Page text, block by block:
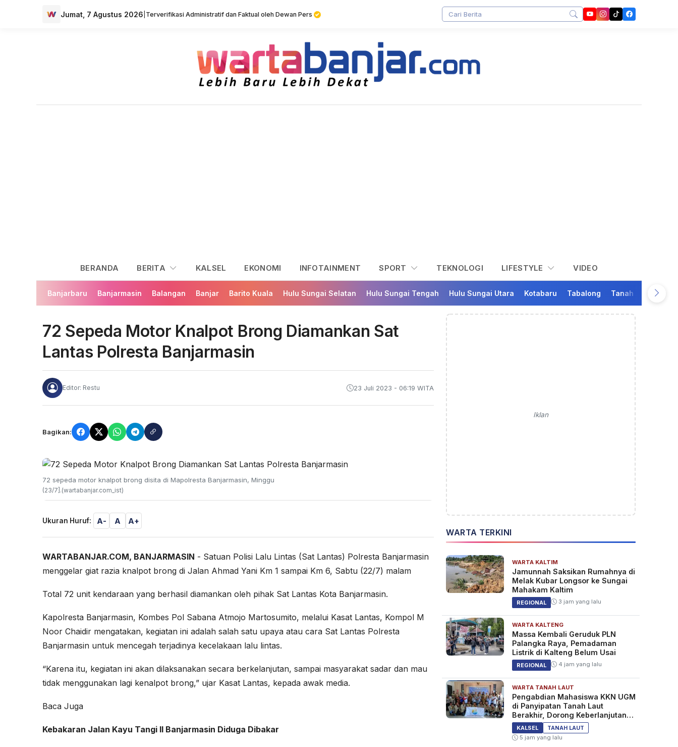
Jumat, 7 Agustus 2026 Terverifikasi Administratif dan Faktual oleh Dewan Pers
BERANDA BERITA KALSEL EKONOMI INFOTAINMENT SPORT TEKNOLOGI LIFESTYLE VIDEO
Banjarbaru Banjarmasin Balangan Banjar Barito Kuala Hulu Sungai Selatan Hulu Sungai Tengah Hulu Sungai Utara Kotabaru Tabalong Tanah Bumbu
72 Sepeda Motor Knalpot Brong Diamankan Sat
Lantas Polresta Banjarmasin
Editor: Restu 23 Juli 2023 - 06:19 WITA
Bagikan:
72 sepeda motor knalpot brong disita di Mapolresta Banjarmasin, Minggu
(23/7].(wartabanjar.com_ist)
Ukuran Huruf: A- A A+
WARTABANJAR.COM, BANJARMASIN - Satuan Polisi Lalu Lintas (Sat Lantas) Polresta Banjarmasin
menggelar giat razia knalpot brong di Jalan Ahmad Yani Km 1 sampai Km 6, Sabtu (22/7) malam
Total 72 unit kendaraan yang berhasil diamankan oleh pihak Sat Lantas Kota Banjarmasin.
Kapolresta Banjarmasin, Kombes Pol Sabana Atmojo Martosumito, melalui Kasat Lantas, Kompol M
Noor Chaidir mengatakan, kegiatan ini adalah salah satu upaya atau cara Sat Lantas Polresta
Banjarmasin untuk mencegah terjadinya kecelakaan lalu lintas.
“Karena itu, kegiatan ini akan dilaksanakan secara berkelanjutan, sampai masyarakat sadar dan mau
tidak menggunakan lagi kenalpot brong,” ujar Kasat Lantas, kepada awak media.
Baca Juga
Kebakaran Jalan Kayu Tangi II Banjarmasin Diduga Dibakar
Iklan
WARTA TERKINI
WARTA KALTIM
Jamunnah Saksikan Rumahnya di
Melak Kubar Longsor ke Sungai
Mahakam Kaltim
REGIONAL 3 jam yang lalu
WARTA KALTENG
Massa Kembali Geruduk PLN
Palangka Raya, Pemadaman
Listrik di Kalteng Belum Usai
REGIONAL 4 jam yang lalu
WARTA TANAH LAUT
Pengabdian Mahasiswa KKN UGM
di Panyipatan Tanah Laut
Berakhir, Dorong Keberlanjutan
Program Masyarakat
KALSEL
TANAH LAUT
5 jam yang lalu